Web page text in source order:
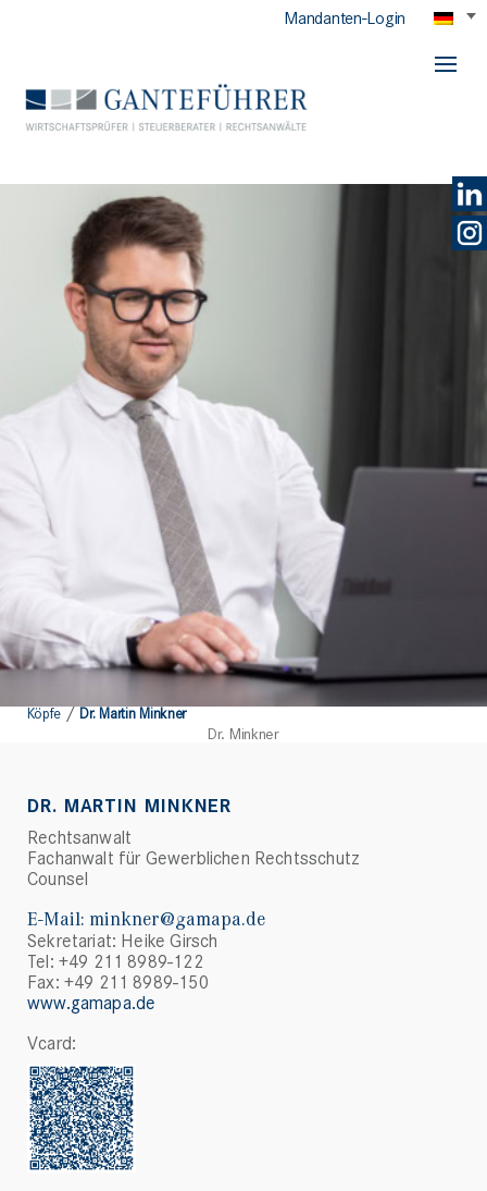
GANTEFÜHRER
Mandanten-Login
Dr. Minkner
DR. MARTIN MINKNER
Rechtsanwalt
Fachanwalt für Gewerblichen Rechtsschutz
Counsel
E-Mail: minkner@gamapa.de
Sekretariat: Heike Girsch
Tel: +49 211 8989-122
Fax: +49 211 8989-150
www.gamapa.de
Vcard:
Köpfe/Dr. Martin Minkner